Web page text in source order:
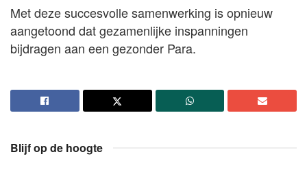
Met deze succesvolle samenwerking is opnieuw
aangetoond dat gezamenlijke inspanningen
bijdragen aan een gezonder Para.
Blijf op de hoogte